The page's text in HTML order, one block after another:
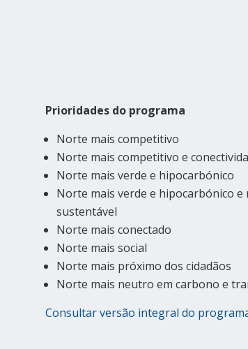
Prioridades do programa
Norte mais competitivo
Norte mais competitivo e
Norte mais verde e hipocarbónico
Norte mais verde e hipocarbónico e
sustentável
Norte mais conectado
Norte mais social
Norte mais próximo dos cidadãos
Norte mais neutro em carbono e
Consultar versão integral do